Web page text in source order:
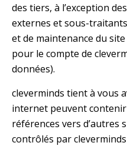
des tiers, à l’exception
externes et sous-
et de maintenance du
pour le compte de
données).
cleverminds tient à vous
internet peuvent
références vers d’autres
contrôlés par